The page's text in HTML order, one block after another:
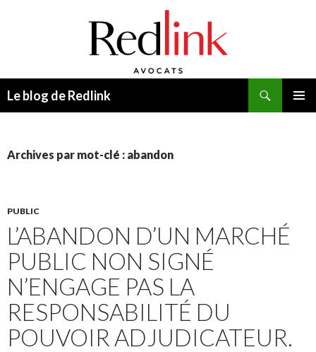
Le blog de Redlink
Archives par mot-clé : abandon
PUBLIC
L’ABANDON D’UN MARCHÉ
PUBLIC NON SIGNÉ
N’ENGAGE PAS LA
RESPONSABILITÉ DU
POUVOIR ADJUDICATEUR.